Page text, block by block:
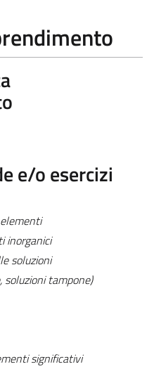
e/o esercizi
inorganici
soluzioni
soluzioni tampone)
significativi